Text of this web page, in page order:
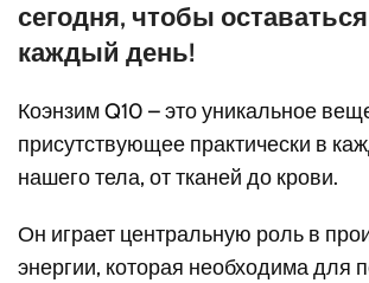
сегодня, чтобы
каждый день!
Коэнзим Q10 – это уникальное
присутствующее практически в
нашего тела, от тканей до крови.
Он играет центральную роль в
энергии, которая необходима для